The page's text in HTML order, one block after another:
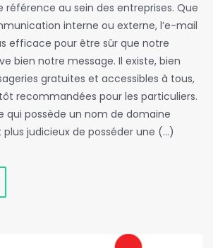
au sein des entreprises. Que
interne ou externe, l’e-mail
efficace pour être sûr que notre
bien notre message. Il existe, bien
gratuites et accessibles à tous,
recommandées pour les particuliers.
qui possède un nom de domaine
plus judicieux de posséder une (…)